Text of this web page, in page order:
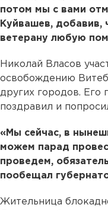
потом мы с вами
Куйвашев, добавив,
ветерану любую
Николай Власов
освобождению
других городов. Его
поздравил и
«Мы сейчас, в
можем парад
проведем,
пообещал
Жительница